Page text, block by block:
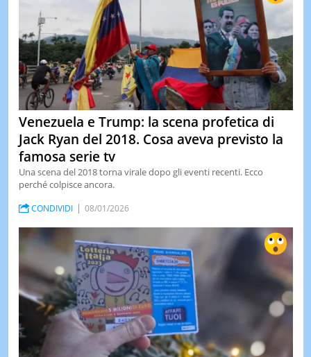
Venezuela e Trump: la scena profetica di
Jack Ryan del 2018. Cosa aveva previsto la
famosa serie tv
Una scena del 2018 torna virale dopo gli eventi recenti. Ecco
perché colpisce ancora.
CONDIVIDI 08/01/2026